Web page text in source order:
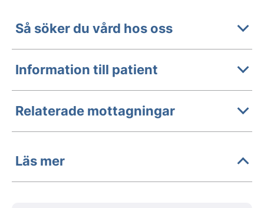
Så söker du vård hos oss
Information till patient
Relaterade mottagningar
Läs mer